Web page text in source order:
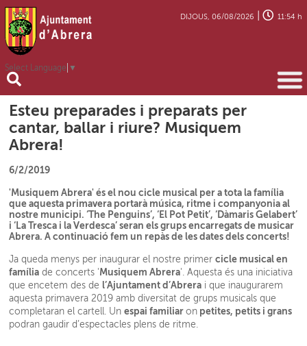
Select Language ▼
DIJOUS, 06/08/2026 11:54 h
Esteu preparades i preparats per
cantar, ballar i riure? Musiquem
Abrera!
6/2/2019
'Musiquem Abrera' és el nou cicle musical per a tota la família
que aquesta primavera portarà música, ritme i companyonia al
nostre municipi. ‘The Penguins’, ‘El Pot Petit’, ‘Dàmaris Gelabert’
i ‘La Tresca i la Verdesca’ seran els grups encarregats de musicar
Abrera. A continuació fem un repàs de les dates dels concerts!
Ja queda menys per inaugurar el nostre primercicle musical en
família de concerts 'Musiquem Abrera'. Aquesta és una iniciativa
que encetem des de l’Ajuntament d’Abrera i que inaugurarem
aquesta primavera 2019 amb diversitat de grups musicals que
completaran el cartell. Unespai familiaron petites, petits i grans
podran gaudir d’espectacles plens de ritme.